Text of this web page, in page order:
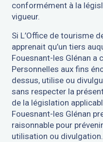
conformément à la
vigueur.
Si L’Office de tourisme
apprenait qu’un tiers
Fouesnant-les Glénan a
Personnelles aux fins
dessus, utilise ou
sans respecter la
de la législation
Fouesnant-les Glénan
raisonnable pour
utilisation ou divulgation.